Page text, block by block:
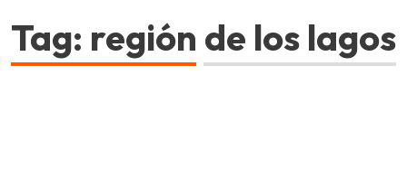
Tag: región de los lagos